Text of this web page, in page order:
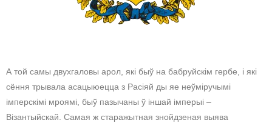
А той самы двухгаловы арол, які быў на бабруйскім гербе, і які
сёння трывала асацыюецца з Расіяй ды яе неўміручымі
імперскімі мроямі, быў пазычаны ў іншай імперыі –
Візантыйскай. Самая ж старажытная знойдзеная выява